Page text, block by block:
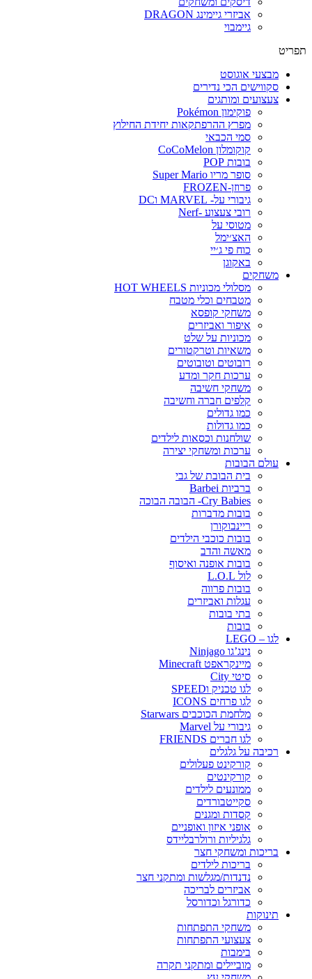
אביזרי גיימינג DRAGON
גיימבוי
מבצעי אוגוסט
סקווישים הכי נדירים
צעצועים ומותגים
פוקימון Pokémon
מפרץ ההרפתקאות יחידת החילוץ
סמי הכבאי
קוקומלון CoCoMelon
בובות POP
סופר מריו Super Mario
פרוזן-FROZEN
גיבורי על- MARVEL וDC
רובי צעצוע -Nerf
מטוסי על
האצ׳ימל
כוח פי ג׳יי
באקוגן
משחקים
מסלולי מכוניות HOT WHEELS
מטבחים וכלי מטבח
משחקי קופסא
איפור ואביזרים
מכוניות על שלט
משאיות וטרקטורים
רובוטים וטובוטים
ערכות חקר ומדע
משחקי חשיבה
קלפים חברה וחשיבה
כמו גדולים
כמו גדולות
שולחנות וכסאות לילדים
ערכות ומשחקי יצירה
עולם הבובות
בית הבובת של גבי
ברביות Barbei
Cry Babies- הבובה הבוכה
בובות מדברות
ריינבוקורן
בובות כוכבי הילדים
מאשה והדב
בובות אופנה ואיסוף
לול L.O.L
בובות פרווה
עגלות ואביזרים
בתי בובות
בובות
לגו – LEGO
נינג’גו Ninjago
מיינקראפט Minecraft
סיטי City
לגו טכניק וSPEED
לגו פרחים ICONS
מלחמת הכוכבים Starwars
גיבורי על Marvel
לגו חברים FRIENDS
רכיבה על גלגלים
קורקינט פעלולים
קורקינטים
ממונעים לילדים
סקייטבורדים
קסדות ומגנים
אופני איזון ואופניים
גלגיליות ורולרבליידס
בריכות ומשחקי חצר
בריכות לילדים
נדנדות/מגלשות ומתקני חצר
אביזרים לבריכה
כדורגל וכדורסל
תינוקות
משחקי התפתחות
צעצועי התפתחות
בימבות
מוביילים ומתקני תקרה